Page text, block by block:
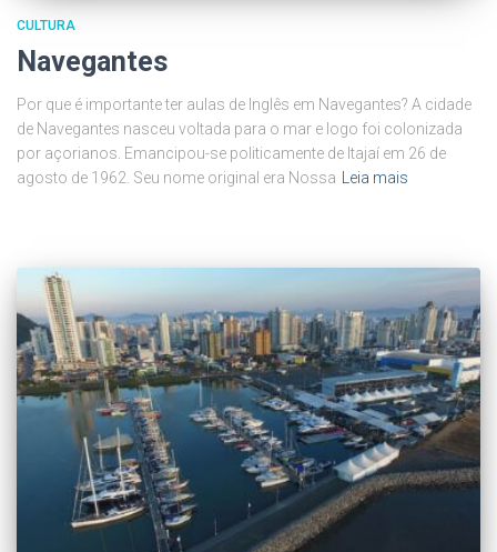
CULTURA
Navegantes
Por que é importante ter aulas de Inglês em Navegantes? A cidade
de Navegantes nasceu voltada para o mar e logo foi colonizada
por açorianos. Emancipou-se politicamente de Itajaí em 26 de
agosto de 1962. Seu nome original era Nossa Leia mais